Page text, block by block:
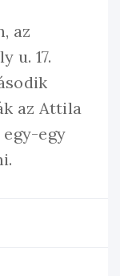
az
u. 17.
az Attila
egy